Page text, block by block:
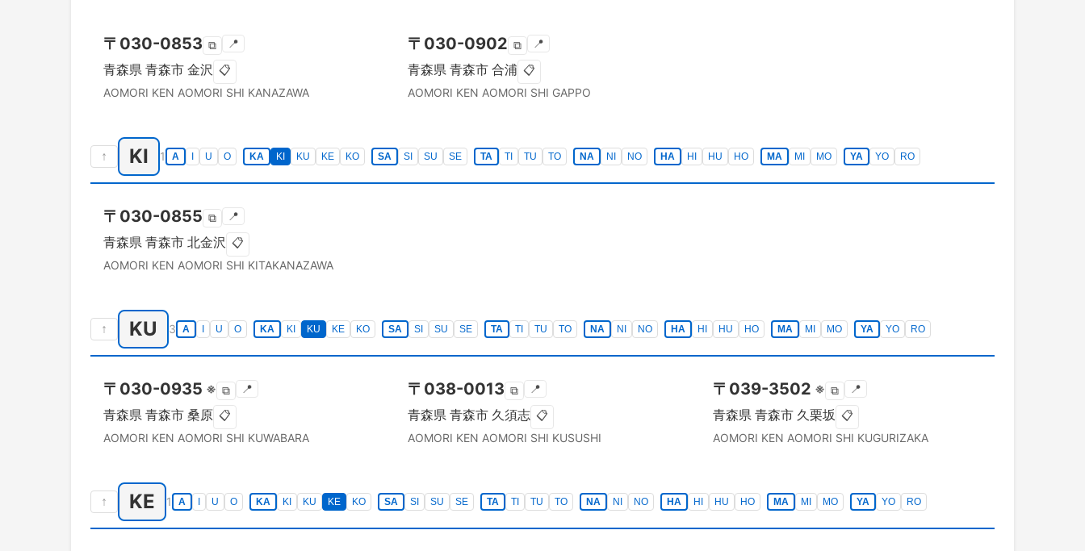
〒 030-0853 ⧉ 📍
青森県 青森市 金沢 📋
AOMORI KEN AOMORI SHI KANAZAWA
〒 030-0902 ⧉ 📍
青森県 青森市 合浦 📋
AOMORI KEN AOMORI SHI GAPPO
↑ KI 1 A U O KA KI KU KE KO SA SI SU SE TA TI TU TO NA NI NO HA HI HU HO MA MI MO YA YO RO
〒 030-0855 ⧉ 📍
青森県 青森市 北金沢 📋
AOMORI KEN AOMORI SHI KITAKANAZAWA
↑ KU 3 A U O KA KI KU KE KO SA SI SU SE TA TI TU TO NA NI NO HA HI HU HO MA MI MO YA YO RO
〒 030-0935 ※ ⧉ 📍
青森県 青森市 桑原 📋
AOMORI KEN AOMORI SHI KUWABARA
〒 038-0013 ⧉ 📍
青森県 青森市 久須志 📋
AOMORI KEN AOMORI SHI KUSUSHI
〒 039-3502 ※ ⧉ 📍
青森県 青森市 久栗坂 📋
AOMORI KEN AOMORI SHI KUGURIZAKA
↑ KE 1 A U O KA KI KU KE KO SA SI SU SE TA TI TU TO NA NI NO HA HI HU HO MA MI MO YA YO RO